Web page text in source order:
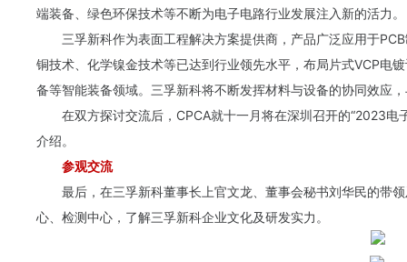
端装备、绿色环保技术等不断为电子电路行业发展注入新的活力。
三孚新科作为表面工程解决方案提供商，产品广泛应用于
铜技术、化学镍金技术等已达到行业领先水平，布局片式VCP电
备等智能装备领域。三孚新科将不断发挥材料与设备的协同效应
在双方探讨交流后，CPCA就十一月将在深圳召开的“2023
介绍。
参观交流
最后，在三孚新科董事长上官文龙、董事会秘书刘华民的带
心、检测中心，了解三孚新科企业文化及研发实力。